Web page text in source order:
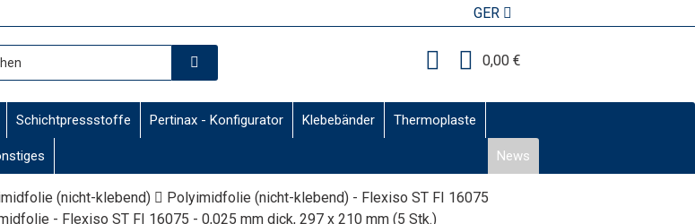
GER
0,00 €
Schichtpressstoffe Pertinax - Konfigurator Klebebänder Thermoplaste
News
(nicht-klebend)
Polyimidfolie (nicht-klebend) - Flexiso ST FI 16075
- Flexiso ST FI 16075 - 0,025 mm dick, 297 x 210 mm (5 Stk.)